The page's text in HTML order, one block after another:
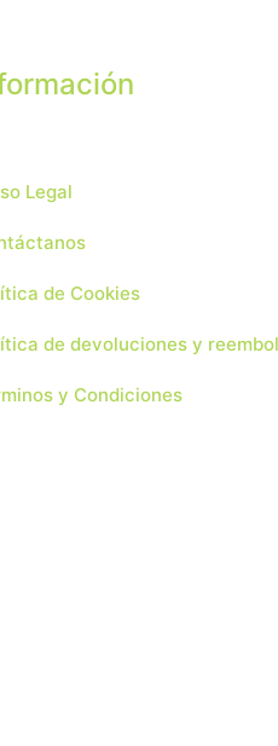
Legal
de Cookies
de devoluciones y
y Condiciones